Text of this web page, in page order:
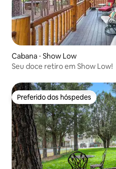
Cabana ⋅ Show Low
Seu doce retiro em Show Low!
Preferido dos hóspedes
Preferido dos hóspedes